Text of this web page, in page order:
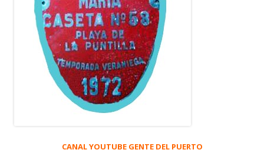
CANAL YOUTUBE GENTE DEL PUERTO